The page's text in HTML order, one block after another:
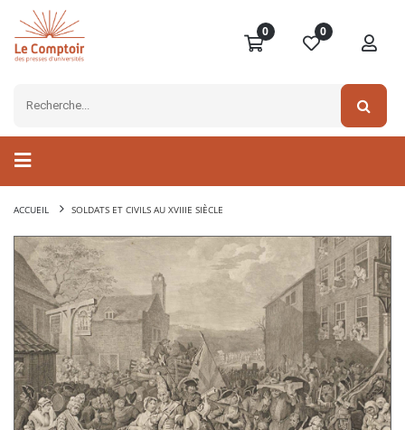
0 0
ACCUEIL SOLDATS ET CIVILS AU XVIIIE SIÈCLE